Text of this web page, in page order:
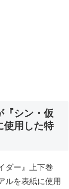
『シン・仮
使用した特
ダー』上下巻
ルを表紙に使用